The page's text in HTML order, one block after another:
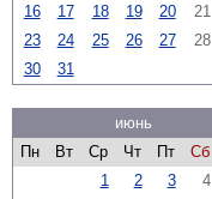
16
17 18 19 20 21
23
24 25 26 27 28
30
31
июнь
Пн
Вт Ср Чт Пт Сб
1
2 3 4